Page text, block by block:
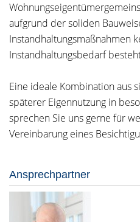
aufgrund der soliden
Instandhaltungsmaßnahmen
Instandhaltungsbedarf
Eine ideale Kombination aus
späterer Eigennutzung in
sprechen Sie uns gerne für
Vereinbarung eines
Ansprechpartner